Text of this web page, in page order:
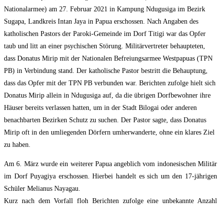
Nationalarmee) am 27. Februar 2021 in Kampung Ndugusiga im Bezirk
Sugapa, Landkreis Intan Jaya in Papua erschossen. Nach Angaben des
katholischen Pastors der Paroki-Gemeinde im Dorf Titigi war das Opfer
taub und litt an einer psychischen Störung. Militärvertreter behaupteten,
dass Donatus Mirip mit der Nationalen Befreiungsarmee Westpapuas (TPN
PB) in Verbindung stand. Der katholische Pastor bestritt die Behauptung,
dass das Opfer mit der TPN PB verbunden war. Berichten zufolge hielt sich
Donatus Mirip allein in Ndugusiga auf, da die übrigen Dorfbewohner ihre
Häuser bereits verlassen hatten, um in der Stadt Bilogai oder anderen
benachbarten Bezirken Schutz zu suchen. Der Pastor sagte, dass Donatus
Mirip oft in den umliegenden Dörfern umherwanderte, ohne ein klares Ziel
zu haben.
Am 6. März wurde ein weiterer Papua angeblich vom indonesischen Militär
im Dorf Puyagiya erschossen. Hierbei handelt es sich um den 17-jährigen
Schüler Melianus Nayagau.
Kurz nach dem Vorfall floh Berichten zufolge eine unbekannte Anzahl